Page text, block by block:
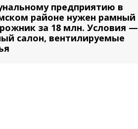
предприятию в
районе нужен рамный
за 18 млн. Условия —
салон, вентилируемые